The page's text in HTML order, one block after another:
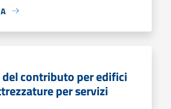
del contributo per edifici
per servizi